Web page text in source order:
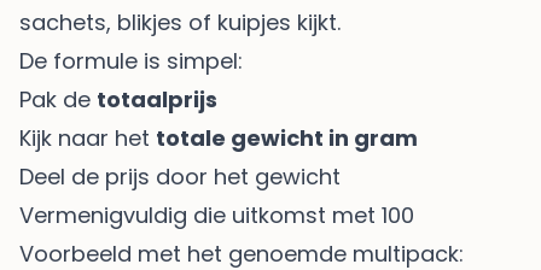
sachets, blikjes of kuipjes kijkt.
De formule is simpel:
Pak de totaalprijs
Kijk naar het totale gewicht in gram
Deel de prijs door het gewicht
Vermenigvuldig die uitkomst met 100
Voorbeeld met het genoemde multipack: